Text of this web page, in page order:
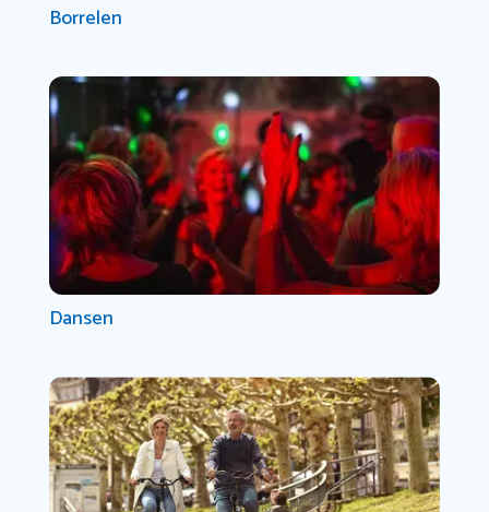
Borrelen
Dansen